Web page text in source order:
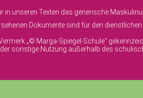
unseren Texten das generische
Dokumente sind für den
„© Marga-Spiegel-Schule“
sonstige Nutzung außerhalb des